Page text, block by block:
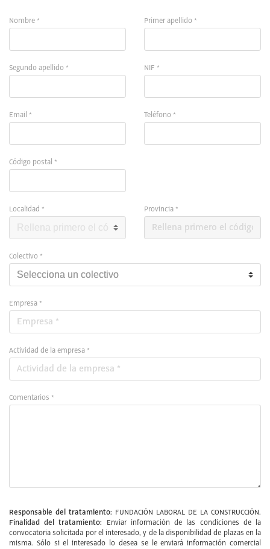
Nombre * Primer apellido *
Segundo apellido * NIF *
Email * Teléfono *
Código postal *
Localidad * Provincia *
Colectivo *
Empresa *
Actividad de la empresa *
Comentarios *
Responsable del tratamiento: FUNDACIÓN LABORAL DE LA CONSTRUCCIÓN.
Finalidad del tratamiento:
Enviar información de las condiciones de la
convocatoria solicitada por el interesado, y de la disponibilidad de plazas en la
misma. Sólo si el interesado lo desea se le enviará información comercial